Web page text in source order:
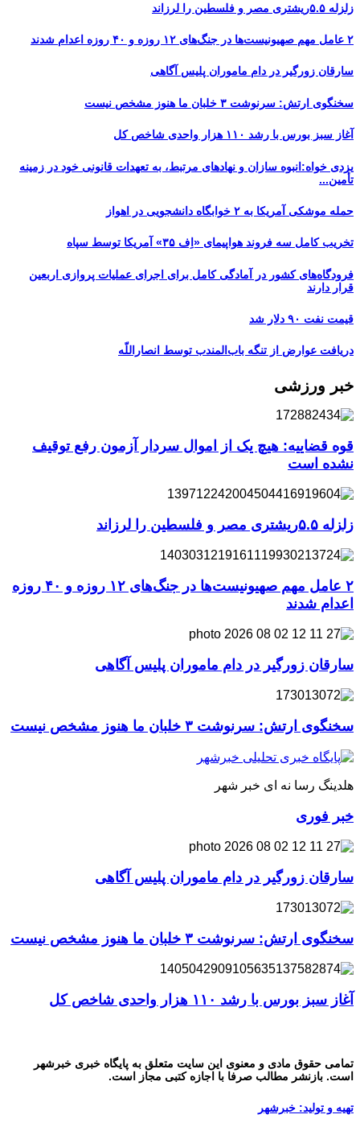
زلزله ۵.۵ریشتری مصر و فلسطین را لرزاند
۲ عامل مهم صهیونیست‌ها در جنگ‌های ۱۲ روزه و ۴۰ روزه اعدام شدند
سارقان زورگیر در دام ماموران پلیس آگاهی
سخنگوی ارتش: سرنوشت ۳ خلبان ما هنوز مشخص نیست
آغاز سبز بورس با رشد ۱۱۰ هزار واحدی شاخص کل
یزدی خواه:انبوه سازان و نهادهای مرتبط، به تعهدات قانونی خود در زمینه
تأمین...
حمله موشکی آمریکا به ۲ خوابگاه دانشجویی در اهواز
تخریب کامل سه فروند هواپیمای «اِف ۳۵» آمریکا توسط سپاه
فرودگاه‌های کشور در آمادگی کامل برای اجرای عملیات پروازی اربعین
قرار دارند
قیمت نفت ۹۰ دلار شد
دریافت عوارض از تنگه باب‌المندب توسط انصاراللّه
خبر ورزشی
قوه قضاییه: هیچ یک از اموال سردار آزمون رفع توقیف
نشده است
زلزله ۵.۵ریشتری مصر و فلسطین را لرزاند
۲ عامل مهم صهیونیست‌ها در جنگ‌های ۱۲ روزه و ۴۰ روزه
اعدام شدند
سارقان زورگیر در دام ماموران پلیس آگاهی
سخنگوی ارتش: سرنوشت ۳ خلبان ما هنوز مشخص نیست
هلدینگ رسا نه ای خبر شهر
خبر فوری
سارقان زورگیر در دام ماموران پلیس آگاهی
سخنگوی ارتش: سرنوشت ۳ خلبان ما هنوز مشخص نیست
آغاز سبز بورس با رشد ۱۱۰ هزار واحدی شاخص کل
تمامی حقوق مادی و معنوی این سایت متعلق به پایگاه خبری خبرشهر
است. بازنشر مطالب صرفا با اجازه کتبی مجاز است.
تهیه و تولید: خبرشهر